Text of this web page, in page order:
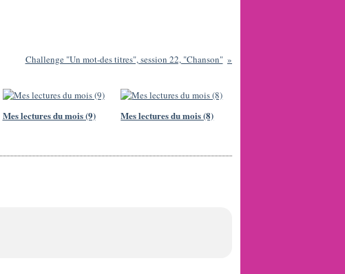
Challenge "Un mot-des titres", session 22, "Chanson"
Mes lectures du mois (9) Mes lectures du mois (8)